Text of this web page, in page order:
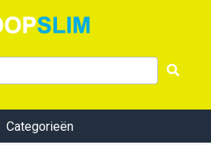
Categorieën